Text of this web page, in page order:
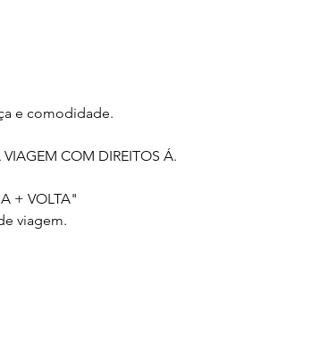
e comodidade.
COM DIREITOS Á.
+ VOLTA"
viagem.